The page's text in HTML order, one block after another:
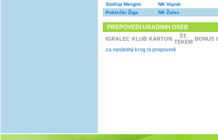
Stolliqi Mergim
NK Vojnik
Poklečki Žiga
NK Žalec
PREPOVEDI URADNIH OSEB
IGRALEC KLUB KARTON
ŠT.
TEKEM BONUS
za naslednji krog ni prepovedi